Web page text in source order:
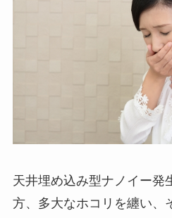
天井埋め込み型ナノイー発
方、多大なホコリを纏い、